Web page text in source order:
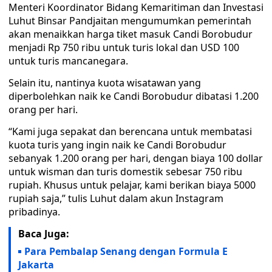
Menteri Koordinator Bidang Kemaritiman dan Investasi
Luhut Binsar Pandjaitan mengumumkan pemerintah
akan menaikkan harga tiket masuk Candi Borobudur
menjadi Rp 750 ribu untuk turis lokal dan USD 100
untuk turis mancanegara.
Selain itu, nantinya kuota wisatawan yang
diperbolehkan naik ke Candi Borobudur dibatasi 1.200
orang per hari.
“Kami juga sepakat dan berencana untuk membatasi
kuota turis yang ingin naik ke Candi Borobudur
sebanyak 1.200 orang per hari, dengan biaya 100 dollar
untuk wisman dan turis domestik sebesar 750 ribu
rupiah. Khusus untuk pelajar, kami berikan biaya 5000
rupiah saja,” tulis Luhut dalam akun Instagram
pribadinya.
Baca Juga:
Para Pembalap Senang dengan Formula E
Jakarta